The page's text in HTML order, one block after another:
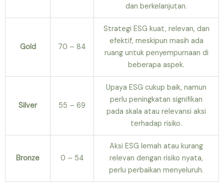
dan berkelanjutan.
Gold 70 – 84
Strategi ESG kuat, relevan, dan
efektif, meskipun masih ada
ruang untuk penyempurnaan di
beberapa aspek.
Silver 55 – 69
Upaya ESG cukup baik, namun
perlu peningkatan signifikan
pada skala atau relevansi aksi
terhadap risiko.
Bronze 0 – 54
Aksi ESG lemah atau kurang
relevan dengan risiko nyata,
perlu perbaikan menyeluruh.